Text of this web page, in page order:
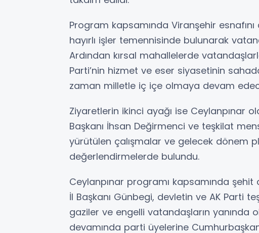
Program kapsamında Viranşehir
hayırlı işler temennisinde bulunarak
Ardından kırsal mahallelerde
Parti’nin hizmet ve eser siyasetinin
zaman milletle iç içe olmaya devam
Ziyaretlerin ikinci ayağı ise Ceylanpınar
Başkanı İhsan Değirmenci ve teşkilat
yürütülen çalışmalar ve gelecek dönem
değerlendirmelerde bulundu.
Ceylanpınar programı kapsamında
İl Başkanı Günbegi, devletin ve AK Parti
gaziler ve engelli vatandaşların yanında
devamında parti üyelerine